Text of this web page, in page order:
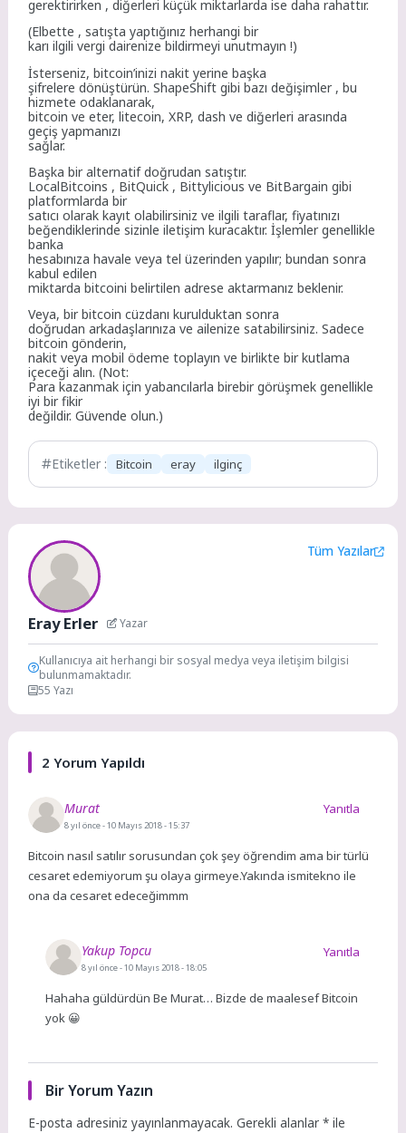
gerektirirken , diğerleri küçük miktarlarda ise daha rahattır.
(Elbette , satışta yaptığınız herhangi bir
karı ilgili vergi dairenize bildirmeyi unutmayın !)
İsterseniz, bitcoin’inizi nakit yerine başka
şifrelere dönüştürün. ShapeShift gibi bazı değişimler , bu
hizmete odaklanarak,
bitcoin ve eter, litecoin, XRP, dash ve diğerleri arasında
geçiş yapmanızı
sağlar.
Başka bir alternatif doğrudan satıştır.
LocalBitcoins , BitQuick , Bittylicious ve BitBargain gibi
platformlarda bir
satıcı olarak kayıt olabilirsiniz ve ilgili taraflar, fiyatınızı
beğendiklerinde sizinle iletişim kuracaktır. İşlemler genellikle
banka
hesabınıza havale veya tel üzerinden yapılır; bundan sonra
kabul edilen
miktarda bitcoini belirtilen adrese aktarmanız beklenir.
Veya, bir bitcoin cüzdanı kurulduktan sonra
doğrudan arkadaşlarınıza ve ailenize satabilirsiniz. Sadece
bitcoin gönderin,
nakit veya mobil ödeme toplayın ve birlikte bir kutlama
içeceği alın. (Not:
Para kazanmak için yabancılarla birebir görüşmek genellikle
iyi bir fikir
değildir. Güvende olun.)
Etiketler : Bitcoin eray ilginç
Eray Erler Yazar
Tüm Yazılar
Kullanıcıya ait herhangi bir sosyal medya veya iletişim bilgisi
bulunmamaktadır.
55 Yazı
2 Yorum Yapıldı
Murat
8 yıl önce- 10 Mayıs 2018 - 15:37
Bitcoin nasıl satılır sorusundan çok şey öğrendim ama bir türlü
cesaret edemiyorum şu olaya girmeye.Yakında ismitekno ile
ona da cesaret edeceğimmm
Yanıtla
Yakup Topcu
8 yıl önce- 10 Mayıs 2018 - 18:05
Hahaha güldürdün Be Murat… Bizde de maalesef Bitcoin
yok 😀
Yanıtla
Bir Yorum Yazın
E-posta adresiniz yayınlanmayacak. Gerekli alanlar* ile